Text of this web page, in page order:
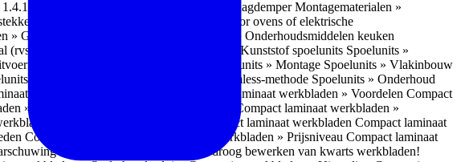
Plasmafilter Montagematerialen » WaterslagdemperMontagematerialen »
Montagematerialen » Kabels voor ovens of elektrische
» Gasaansluitmaterialen
Montagematerialen » Onderhoudsmiddelen keuken
(rvs) Spoelunits » Kunststof spoelunits Spoelunits »
Spoelunits » Montage Spoelunits » Vlakinbouw
» Tussenbouw methode Spoelunits » Rimless-methode Spoelunits » Onderhoud
werkbladen » Eigenschappen
Compact laminaat werkbladen » Voordelen Compact
» Nanotech massief laminaat werkbladen
Compact laminaat werkbladen »
» Mogelijke randafwerking Compact laminaat werkbladen Compact laminaat
Compact laminaat
Compact laminaat werkbladen » Prijsniveau Compact laminaat
Monteurs: bescherm je bij het droog bewerken van kwarts werkbladen!